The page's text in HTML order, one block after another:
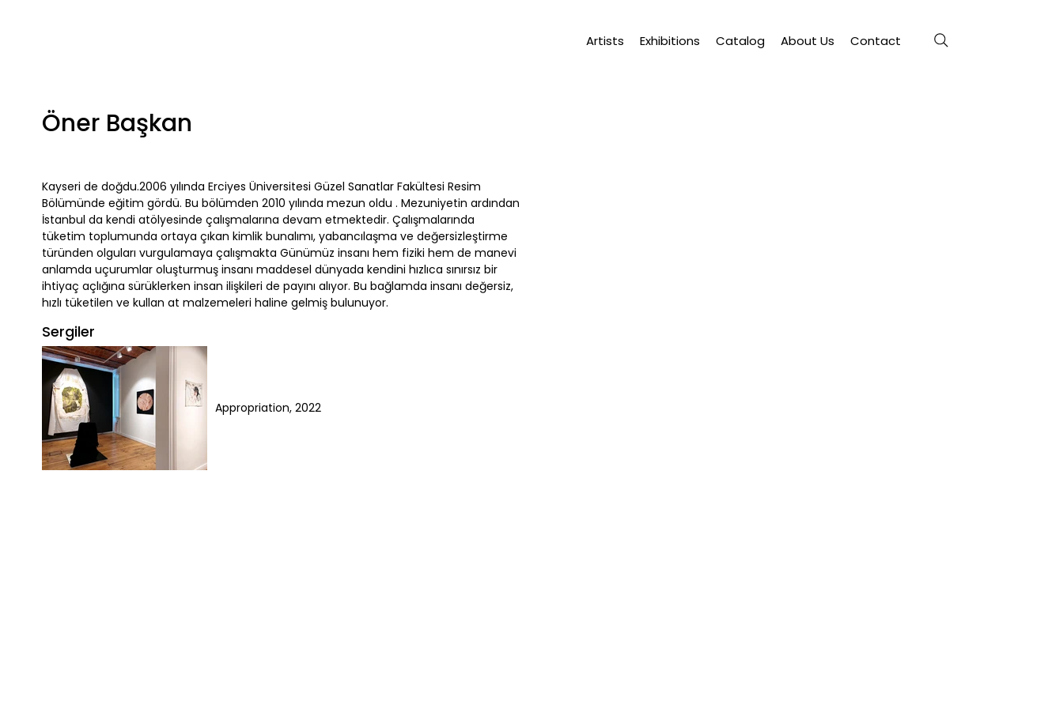
Artists Exhibitions Catalog About Us Contact
Öner Başkan
Kayseri de doğdu.2006 yılında Erciyes Üniversitesi Güzel Sanatlar Fakültesi Resim
Bölümünde eğitim gördü. Bu bölümden 2010 yılında mezun oldu . Mezuniyetin ardından
İstanbul da kendi atölyesinde çalışmalarına devam etmektedir. Çalışmalarında
tüketim toplumunda ortaya çıkan kimlik bunalımı, yabancılaşma ve değersizleştirme
türünden olguları vurgulamaya çalışmakta Günümüz insanı hem fiziki hem de manevi
anlamda uçurumlar oluşturmuş insanı maddesel dünyada kendini hızlıca sınırsız bir
ihtiyaç açlığına sürüklerken insan ilişkileri de payını alıyor. Bu bağlamda insanı değersiz,
hızlı tüketilen ve kullan at malzemeleri haline gelmiş bulunuyor.
Sergiler
Appropriation, 2022